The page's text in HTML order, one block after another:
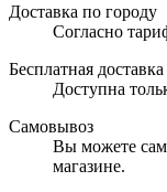
Доставка по городу
Согласно
Бесплатная
Доступна
Самовывоз
Вы можете
магазине.